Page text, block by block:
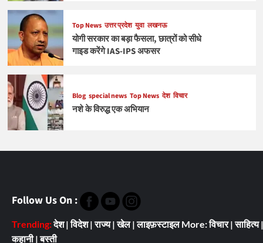
Top News उत्तर प्रदेश युवा लखनऊ
योगी सरकार का बड़ा फैसला, छात्रों को सीधे
गाइड करेंगे IAS-IPS अफसर
Blog special news Top News देश विचार
नशे के विरुद्ध एक अभियान
Follow Us On :
Trending:देश|विदेश|राज्य|खेल|लाइफ़स्टाइल More:विचार|साहित्य|
कहानी|बस्ती